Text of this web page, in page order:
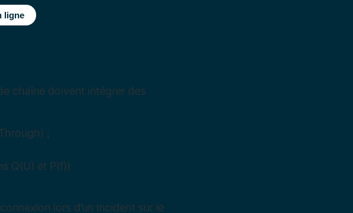
ligne
chaîne doivent intégrer des
;
Q(U) et P(f)).
lors d’un incident sur le